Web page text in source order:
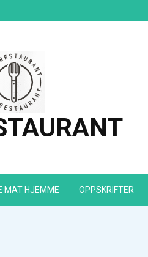
MAT HJEMME OPPSKRIFTER